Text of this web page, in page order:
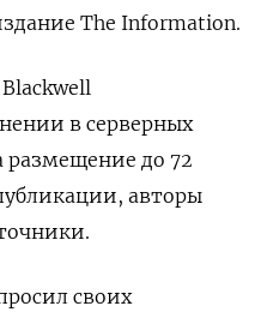
The Information.
в серверных
размещение до 72
авторы
своих